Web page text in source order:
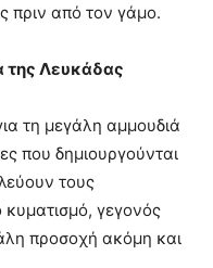
πριν από τον γάμο.
της Λευκάδας
τη μεγάλη αμμουδιά
που δημιουργούνται
τους
γεγονός
προσοχή ακόμη και